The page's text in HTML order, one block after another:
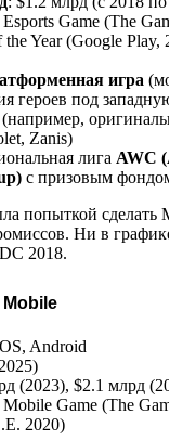
Esports Game (The
Year (Google Play,
игра
героев под
(например,
Zanis)
лига AWC
с призовым
попыткой сделать
Ни в
2018.
Mobile
Android
(2023), $2.1 млрд
Mobile Game (The
2020)